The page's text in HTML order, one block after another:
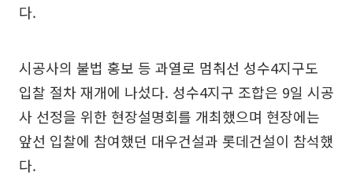
다.
시공사의 불법 홍보 등 과열로 멈춰선 성수4지구도
입찰 절차 재개에 나섰다. 성수4지구 조합은 9일 시공
사 선정을 위한 현장설명회를 개최했으며 현장에는
앞선 입찰에 참여했던 대우건설과 롯데건설이 참석했
다.